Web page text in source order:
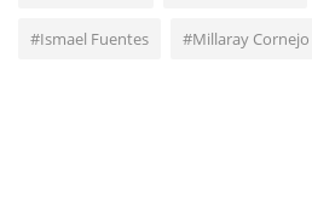
#Ismael Fuentes #Millaray Cornejo